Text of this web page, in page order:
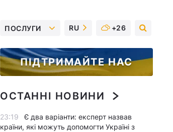
ПОСЛУГИ RU +26
ПІДТРИМАЙТЕ НАС
ОСТАННІ НОВИНИ
23:19
Є два варіанти: експерт назвав
країни, які можуть допомогти Україні з